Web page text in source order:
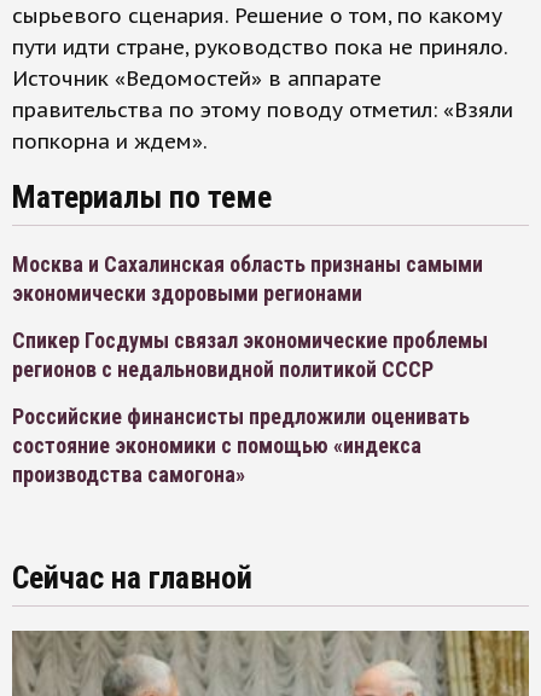
сырьевого сценария. Решение о том, по какому
пути идти стране, руководство пока не приняло.
Источник «Ведомостей» в аппарате
правительства по этому поводу отметил: «Взяли
попкорна и ждем».
Материалы по теме
Москва и Сахалинская область признаны самыми
экономически здоровыми регионами
Спикер Госдумы связал экономические проблемы
регионов с недальновидной политикой СССР
Российские финансисты предложили оценивать
состояние экономики с помощью «индекса
производства самогона»
Сейчас на главной